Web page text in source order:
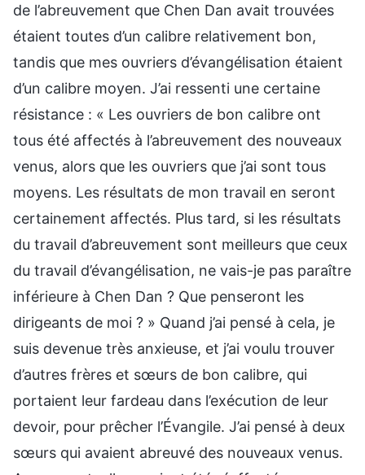
de l’abreuvement que Chen Dan avait trouvées
étaient toutes d’un calibre relativement bon,
tandis que mes ouvriers d’évangélisation étaient
d’un calibre moyen. J’ai ressenti une certaine
résistance : « Les ouvriers de bon calibre ont
tous été affectés à l’abreuvement des nouveaux
venus, alors que les ouvriers que j’ai sont tous
moyens. Les résultats de mon travail en seront
certainement affectés. Plus tard, si les résultats
du travail d’abreuvement sont meilleurs que ceux
du travail d’évangélisation, ne vais-je pas paraître
inférieure à Chen Dan ? Que penseront les
dirigeants de moi ? » Quand j’ai pensé à cela, je
suis devenue très anxieuse, et j’ai voulu trouver
d’autres frères et sœurs de bon calibre, qui
portaient leur fardeau dans l’exécution de leur
devoir, pour prêcher l’Évangile. J’ai pensé à deux
sœurs qui avaient abreuvé des nouveaux venus.